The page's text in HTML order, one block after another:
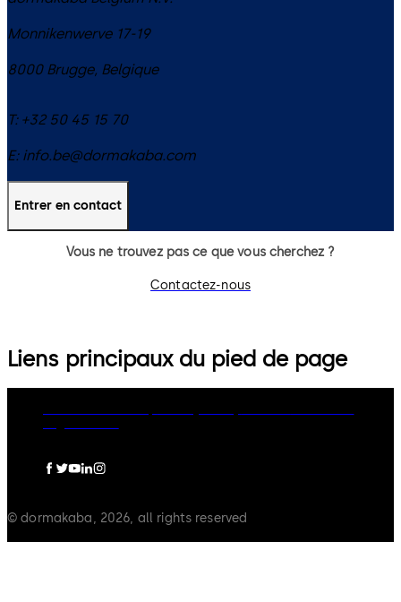
Monnikenwerve 17-19
8000 Brugge, Belgique
T: +32 50 45 15 70
E: info.be@dormakaba.com
Entrer en contact
Vous ne trouvez pas ce que vous cherchez ?
Contactez-nous
Liens principaux du pied de page
© dormakaba, 2026, all rights reserved